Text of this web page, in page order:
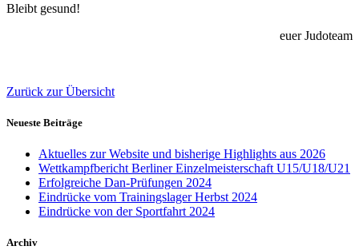
Bleibt gesund!
euer Judoteam
Zurück zur Übersicht
Neueste Beiträge
Aktuelles zur Website und bisherige Highlights aus 2026
Wettkampfbericht Berliner Einzelmeisterschaft U15/U18/U21
Erfolgreiche Dan-Prüfungen 2024
Eindrücke vom Trainingslager Herbst 2024
Eindrücke von der Sportfahrt 2024
Archiv